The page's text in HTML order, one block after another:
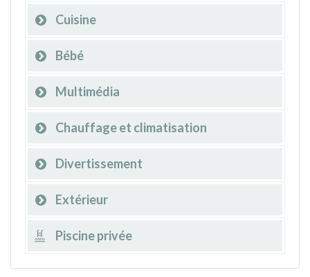
Cuisine
Bébé
Multimédia
Chauffage et climatisation
Divertissement
Extérieur
Piscine privée